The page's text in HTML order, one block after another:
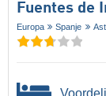
Fuentes de
Europa Spanje